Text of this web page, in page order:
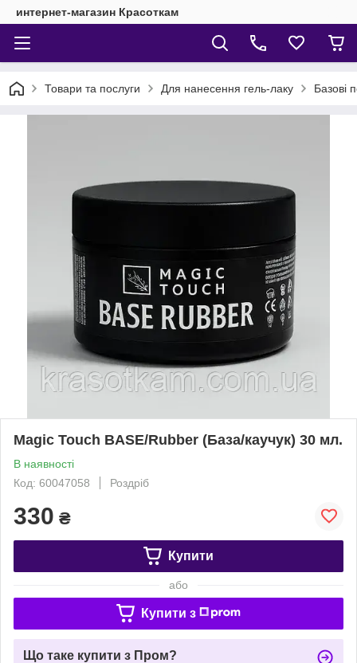
интернет-магазин Красоткам
Товари та послуги Для нанесення гель-лаку Базові
Magic Touch BASE/Rubber (База/каучук) 30 мл.
В наявності
Код: 60047058
Роздріб
330 ₴
Купити
або
Купити з
Що таке купити з Пром?